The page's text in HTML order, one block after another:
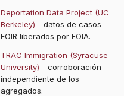
Deportation Data Project (UC
Berkeley) - datos de casos
EOIR liberados por FOIA.
TRAC Immigration (Syracuse
University) - corroboración
independiente de los
agregados.